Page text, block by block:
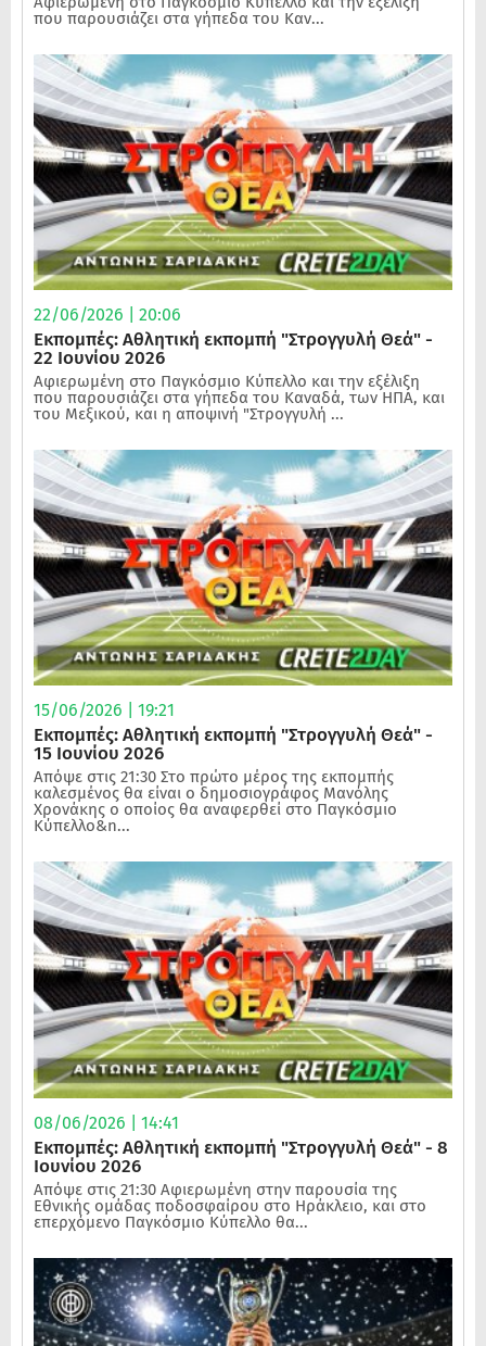
που παρουσιάζει στα γήπεδα του Καν...
22/06/2026 | 20:06
Εκπομπές: Αθλητική εκπομπή "Στρογγυλή Θεά" -
22 Ιουνίου 2026
Αφιερωμένη στο Παγκόσμιο Κύπελλο και την εξέλιξη
που παρουσιάζει στα γήπεδα του Καναδά, των ΗΠΑ, και
του Μεξικού, και η αποψινή "Στρογγυλή ...
15/06/2026 | 19:21
Εκπομπές: Αθλητική εκπομπή "Στρογγυλή Θεά" -
15 Ιουνίου 2026
Απόψε στις 21:30 Στο πρώτο μέρος της εκπομπής
καλεσμένος θα είναι ο δημοσιογράφος Μανόλης
Χρονάκης ο οποίος θα αναφερθεί στο Παγκόσμιο
Κύπελλο&n...
08/06/2026 | 14:41
Εκπομπές: Αθλητική εκπομπή "Στρογγυλή Θεά" - 8
Ιουνίου 2026
Απόψε στις 21:30 Αφιερωμένη στην παρουσία της
Εθνικής ομάδας ποδοσφαίρου στο Ηράκλειο, και στο
επερχόμενο Παγκόσμιο Κύπελλο θα...